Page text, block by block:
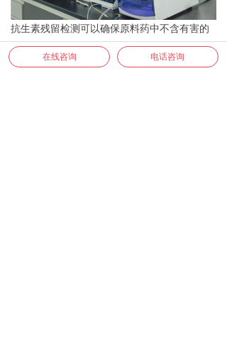
抗生素残留检测可以确保原料药中不含有害的
抗生素残留。各国药品监管机构对原料药中的
抗生素残留有严格的法规要求。通过抗生素残
在线咨询 电话咨询